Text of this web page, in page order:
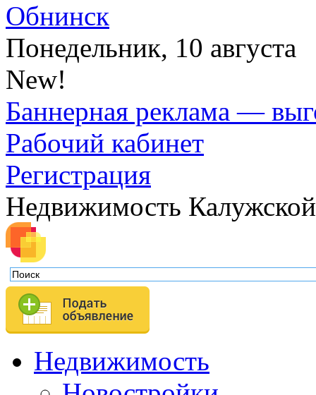
Обнинск
Понедельник, 10 августа
New!
Баннерная реклама —
Рабочий кабинет
Регистрация
Недвижимость
Недвижимость